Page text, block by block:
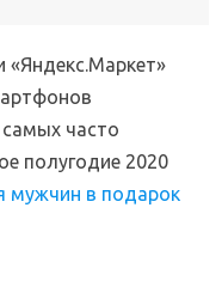
«Яндекс.Маркет»
часто
полугодие 2020
мужчин в подарок